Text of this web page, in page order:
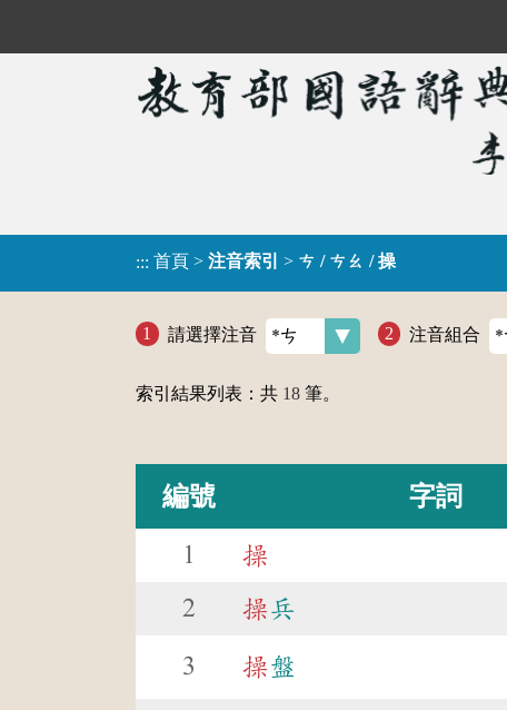
::: 首頁 > 注音索引 > ㄘ / ㄘㄠ / 操
請選擇注音 注音組合
索引結果列表：共 18 筆。
編號 字詞
1 操
2 操兵
3 操盤